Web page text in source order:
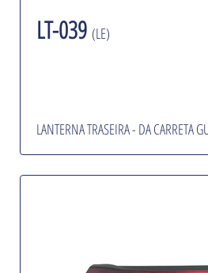
LT-039 (LE)
LANTERNA TRASEIRA - DA CARRETA